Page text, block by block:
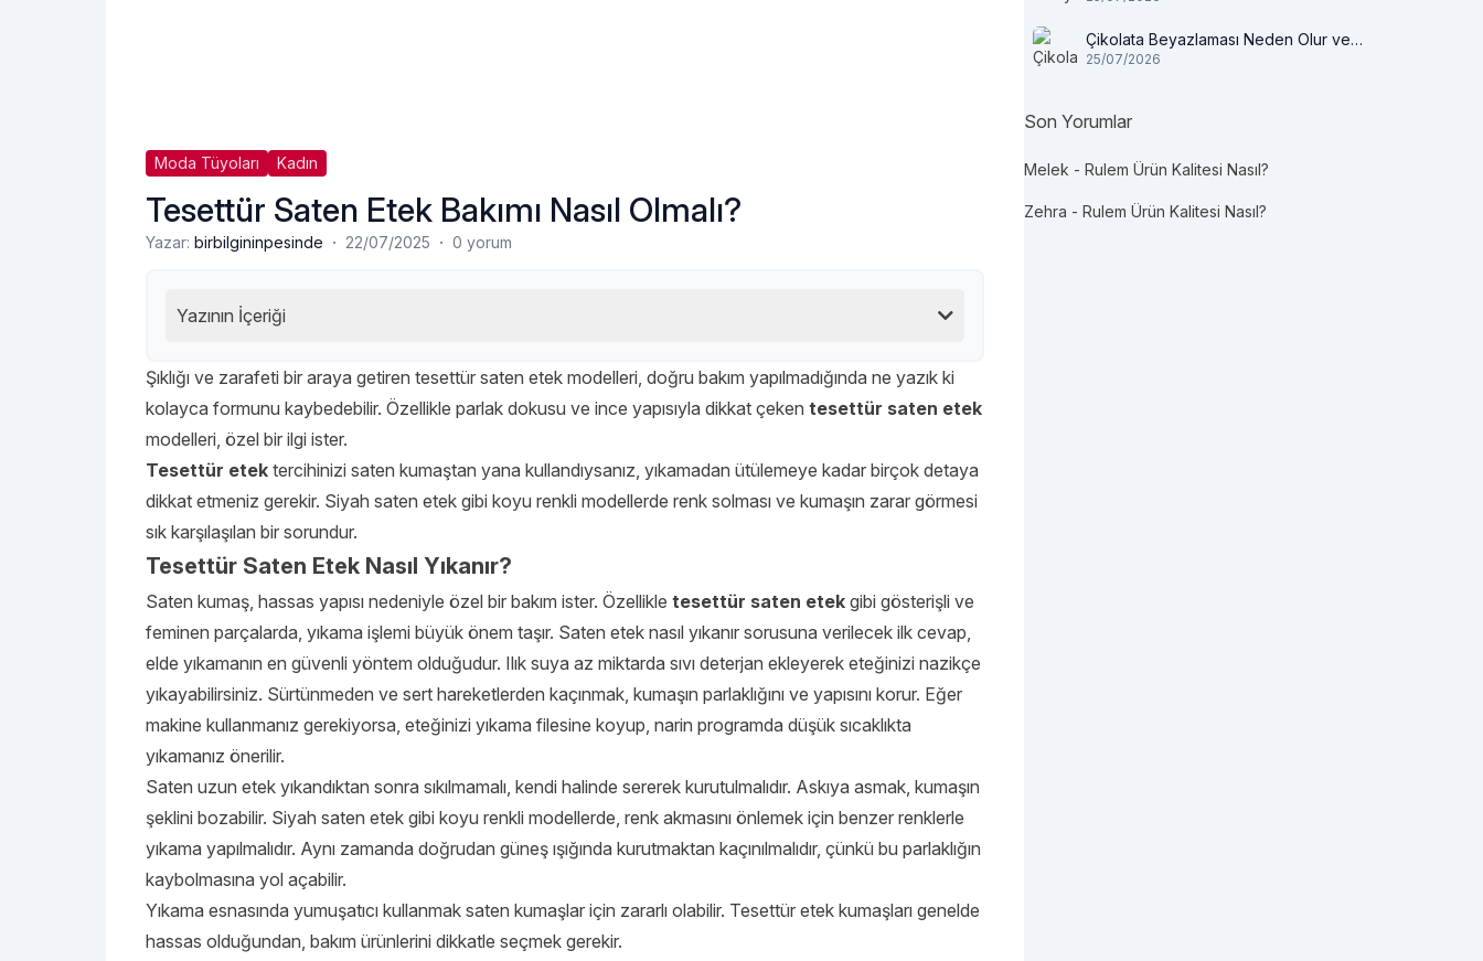
Moda Tüyoları Kadın
Tesettür Saten Etek Bakımı Nasıl Olmalı?
Yazar: birbilgininpesinde · 22/07/2025 · 0 yorum
Yazının İçeriği
Şıklığı ve zarafeti bir araya getiren tesettür saten etek modelleri, doğru bakım yapılmadığında ne yazık ki
kolayca formunu kaybedebilir. Özellikle parlak dokusu ve ince yapısıyla dikkat çeken tesettür saten etek
modelleri, özel bir ilgi ister.
Tesettür etek tercihinizi saten kumaştan yana kullandıysanız, yıkamadan ütülemeye kadar birçok detaya
dikkat etmeniz gerekir. Siyah saten etek gibi koyu renkli modellerde renk solması ve kumaşın zarar görmesi
sık karşılaşılan bir sorundur.
Tesettür Saten Etek Nasıl Yıkanır?
Saten kumaş, hassas yapısı nedeniyle özel bir bakım ister. Özellikle tesettür saten etek gibi gösterişli ve
feminen parçalarda, yıkama işlemi büyük önem taşır. Saten etek nasıl yıkanır sorusuna verilecek ilk cevap,
elde yıkamanın en güvenli yöntem olduğudur. Ilık suya az miktarda sıvı deterjan ekleyerek eteğinizi nazikçe
yıkayabilirsiniz. Sürtünmeden ve sert hareketlerden kaçınmak, kumaşın parlaklığını ve yapısını korur. Eğer
makine kullanmanız gerekiyorsa, eteğinizi yıkama filesine koyup, narin programda düşük sıcaklıkta
yıkamanız önerilir.
Saten uzun etek yıkandıktan sonra sıkılmamalı, kendi halinde sererek kurutulmalıdır. Askıya asmak, kumaşın
şeklini bozabilir. Siyah saten etek gibi koyu renkli modellerde, renk akmasını önlemek için benzer renklerle
yıkama yapılmalıdır. Aynı zamanda doğrudan güneş ışığında kurutmaktan kaçınılmalıdır, çünkü bu parlaklığın
kaybolmasına yol açabilir.
Yıkama esnasında yumuşatıcı kullanmak saten kumaşlar için zararlı olabilir. Tesettür etek kumaşları genelde
hassas olduğundan, bakım ürünlerini dikkatle seçmek gerekir.
Çikolata Beyazlaması Neden Olur ve
Tüketilir mi?
25/07/2026
Son Yorumlar
Melek - Rulem Ürün Kalitesi Nasıl?
Zehra - Rulem Ürün Kalitesi Nasıl?